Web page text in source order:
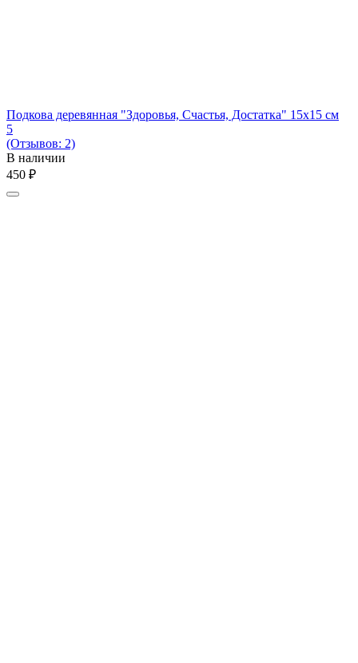
Подкова деревянная "Здоровья, Счастья, Достатка" 15х15 см
5
(Отзывов: 2)
В наличии
‍450‍ ₽